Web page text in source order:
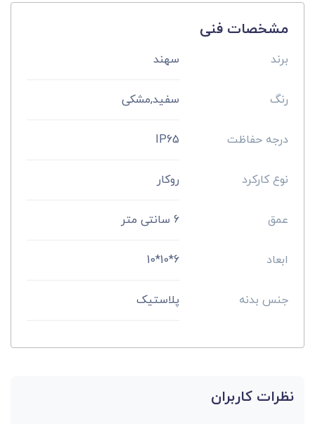
مشخصات فنی
برند سهند
رنگ سفید,مشکی
درجه حفاظت IP65
نوع کارکرد روکار
عمق 6 سانتی متر
ابعاد 6*10*10
جنس بدنه پلاستیک
نظرات کاربران